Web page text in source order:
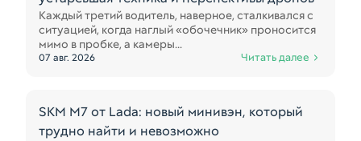
Каждый третий водитель, наверное, сталкивался с
ситуацией, когда наглый «обочечник» проносится
мимо в пробке, а камеры...
07 авг. 2026 Читать далее
SKM M7 от Lada: новый минивэн, который
трудно найти и невозможно